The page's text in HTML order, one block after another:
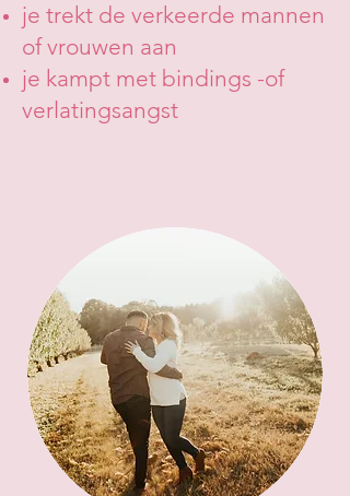
je trekt de verkeerde mannen
of vrouwen aan
je kampt met bindings -of
verlatingsangst